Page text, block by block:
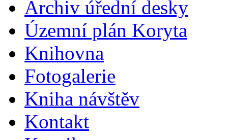
Archiv úřední desky
Územní plán Koryta
Knihovna
Fotogalerie
Kniha návštěv
Kontakt